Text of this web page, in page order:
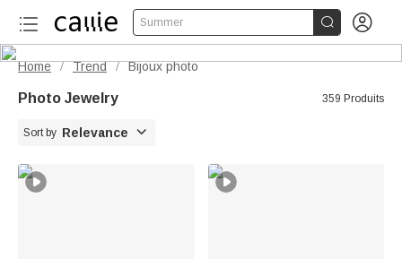
Summer  
Home / Trend / Bijoux photo
Photo Jewelry 359 Produits
Sort by Relevance 